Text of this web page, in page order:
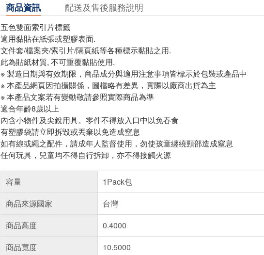
商品資訊 配送及售後服務說明
五色雙面索引片標籤
適用黏貼在紙張或塑膠表面.
文件套/檔案夾/索引片/隔頁紙等各種標示黏貼之用.
此為貼紙材質, 不可重覆黏貼使用.
※ 製造日期與有效期限，商品成分與適用注意事項皆標示於包裝或產品中
※ 本產品網頁因拍攝關係，圖檔略有差異，實際以廠商出貨為主
※ 本產品文案若有變動敬請參照實際商品為準
適合年齡8歲以上
內含小物件及尖銳用具。零件不得放入口中以免吞食
有塑膠袋請立即拆毀或丟棄以免造成窒息
如有線或繩之配件，請成年人監督使用，勿使孩童纏繞頸部造成窒息
任何玩具，兒童均不得自行拆卸，亦不得接觸火源
容量
1Pack包
商品來源國家
台灣
商品高度
0.4000
商品寬度
10.5000